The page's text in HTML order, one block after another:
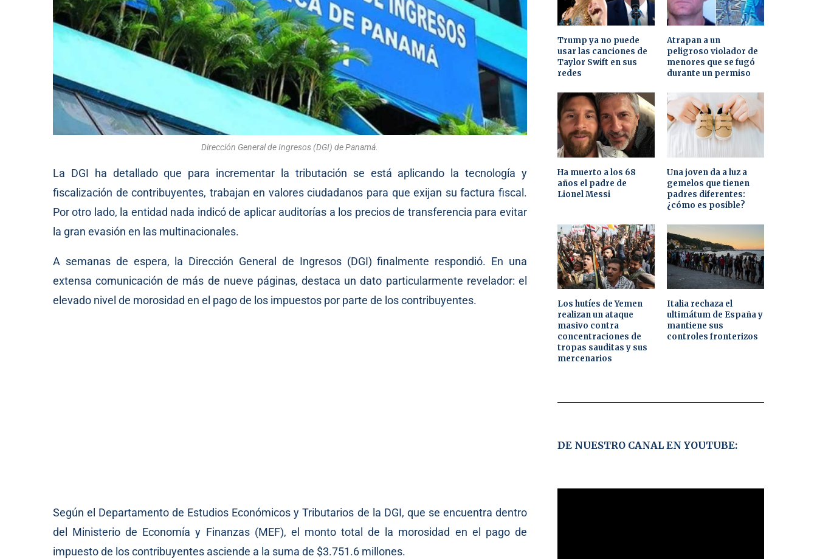
Dirección General de Ingresos (DGI) de Panamá.
La DGI ha detallado que para incrementar la tributación se está aplicando la tecnología y
fiscalización de contribuyentes, trabajan en valores ciudadanos para que exijan su factura fiscal.
Por otro lado, la entidad nada indicó de aplicar auditorías a los precios de transferencia para evitar
la gran evasión en las multinacionales.
A semanas de espera, la Dirección General de Ingresos (DGI) finalmente respondió. En una
extensa comunicación de más de nueve páginas, destaca un dato particularmente revelador: el
elevado nivel de morosidad en el pago de los impuestos por parte de los contribuyentes.
Según el Departamento de Estudios Económicos y Tributarios de la DGI, que se encuentra dentro
del Ministerio de Economía y Finanzas (MEF), el monto total de la morosidad en el pago de
impuesto de los contribuyentes asciende a la suma de $3.751.6 millones.
Trump ya no puede
usar las canciones de
Taylor Swift en sus
redes
Atrapan a un
peligroso violador de
menores que se fugó
durante un permiso
Ha muerto a los 68
años el padre de
Lionel Messi
Una joven da a luz a
gemelos que tienen
padres diferentes:
¿cómo es posible?
Los hutíes de Yemen
realizan un ataque
masivo contra
concentraciones de
tropas sauditas y sus
mercenarios
Italia rechaza el
ultimátum de España y
mantiene sus
controles fronterizos
DE NUESTRO CANAL EN YOUTUBE: